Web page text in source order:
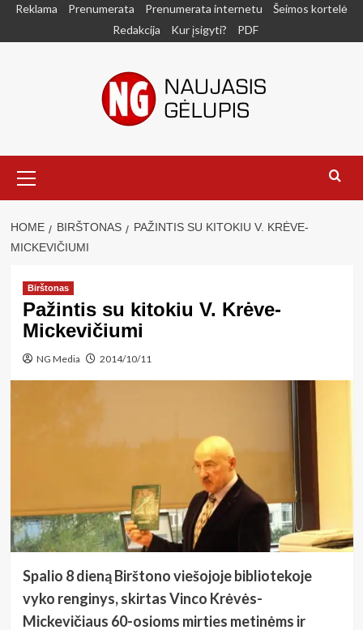
SkipReklama Prenumerata Prenumerata internetu
Šeimos kortelė
Redakcija
Kur įsigyti? PDF
Menu
HOME BIRŠTONAS
PAŽINTIS SU KITOKIU V. KRĖVE-
MICKEVIČIUMI
Birštonas
Pažintis su kitokiu V. Krėve-
Mickevičiumi
NG Media 2014/10/11
Spalio 8 dieną Birštono viešojoje bibliotekoje
vyko renginys, skirtas Vinco Krėvės-
Mickevičiaus 60-osioms mirties metinėms ir